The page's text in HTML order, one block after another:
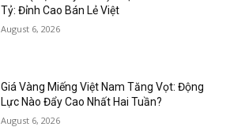
Tỷ: Đỉnh Cao Bán Lẻ Việt
August 6, 2026
Giá Vàng Miếng Việt Nam Tăng Vọt: Động
Lực Nào Đẩy Cao Nhất Hai Tuần?
August 6, 2026